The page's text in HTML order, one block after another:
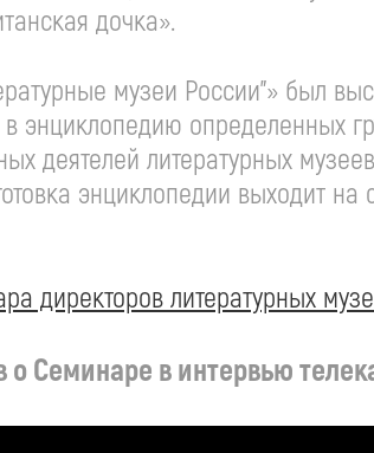
дочка».
музеи России”» был
определенных
деятелей литературных
энциклопедии выходит
директоров литературных
Семинаре в интервью